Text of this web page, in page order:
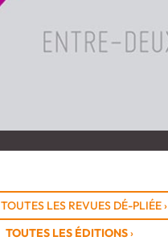
TOUTES LES REVUES DÉ-PLIÉE ›
TOUTES LES ÉDITIONS›